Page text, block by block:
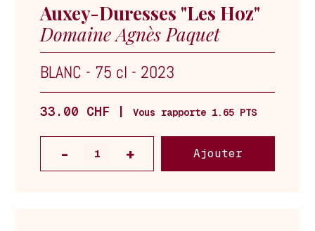
Auxey-Duresses "Les Hoz"
Domaine Agnès Paquet
BLANC - 75 cl - 2023
33.00 CHF | Vous rapporte 1.65 PTS
Ajouter